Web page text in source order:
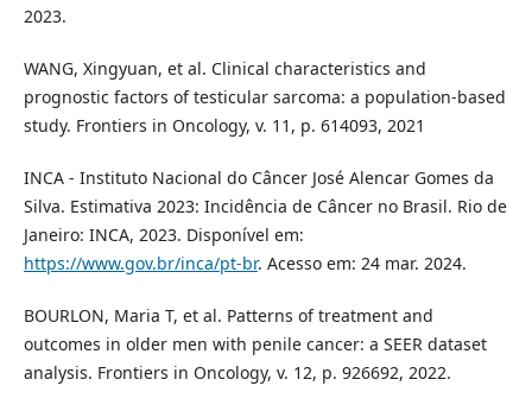
2023.
WANG, Xingyuan, et al. Clinical characteristics and
prognostic factors of testicular sarcoma: a population-based
study. Frontiers in Oncology, v. 11, p. 614093, 2021
INCA - Instituto Nacional do Câncer José Alencar Gomes da
Silva. Estimativa 2023: Incidência de Câncer no Brasil. Rio de
Janeiro: INCA, 2023. Disponível em:
https://www.gov.br/inca/pt-br. Acesso em: 24 mar. 2024.
BOURLON, Maria T, et al. Patterns of treatment and
outcomes in older men with penile cancer: a SEER dataset
analysis. Frontiers in Oncology, v. 12, p. 926692, 2022.